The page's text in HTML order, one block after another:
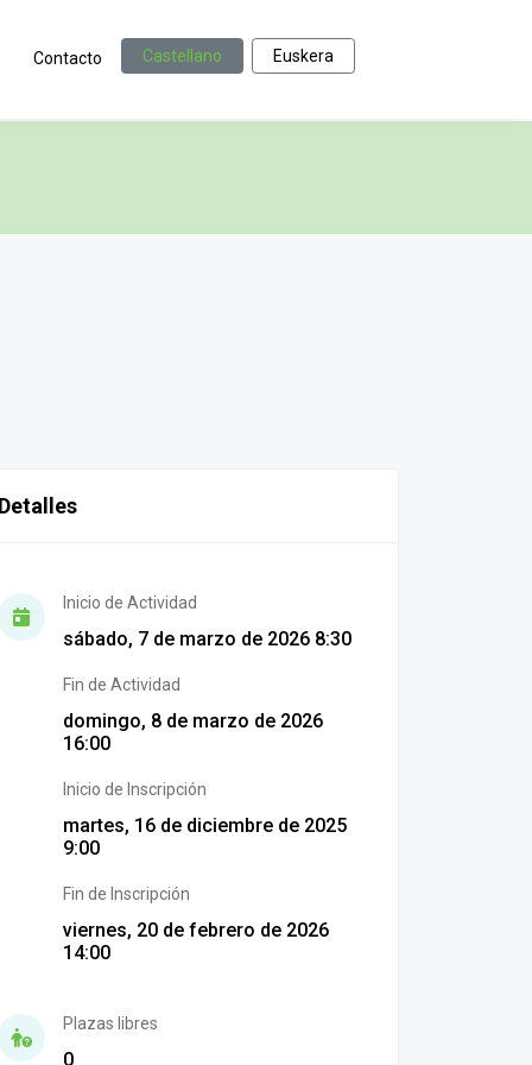
Contacto Castellano Euskera
Detalles
Inicio de Actividad
sábado, 7 de marzo de 2026 8:30
Fin de Actividad
domingo, 8 de marzo de 2026
16:00
Inicio de Inscripción
martes, 16 de diciembre de 2025
9:00
Fin de Inscripción
viernes, 20 de febrero de 2026
14:00
Plazas libres
0